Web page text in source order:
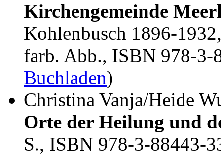
Kirchengemeinde
Kohlenbusch 1896-
farb. Abb., ISBN 978-3-
Buchladen)
Christina Vanja/Heide
Orte der Heilung und
S., ISBN 978-3-88443-